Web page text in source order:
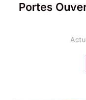
Portes